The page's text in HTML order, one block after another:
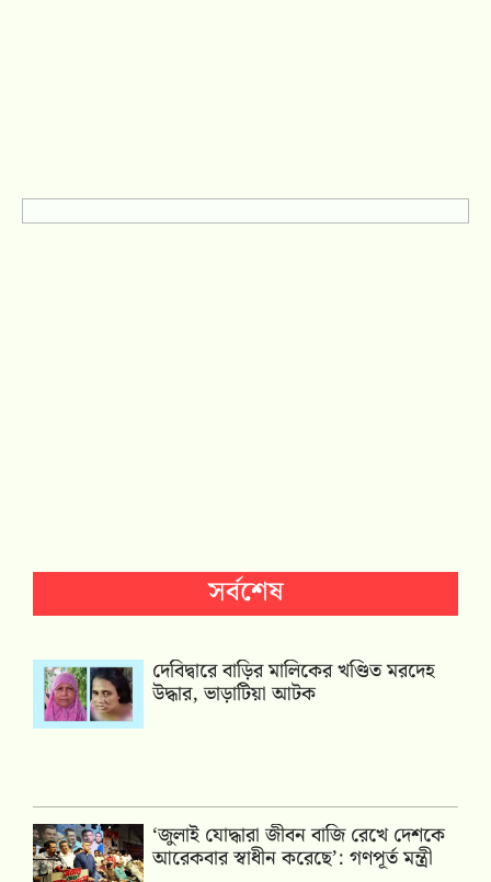
সর্বশেষ
দেবিদ্বারে বাড়ির মালিকের খণ্ডিত মরদেহ
উদ্ধার, ভাড়াটিয়া আটক
‘জুলাই যোদ্ধারা জীবন বাজি রেখে দেশকে
আরেকবার স্বাধীন করেছে’: গণপূর্ত মন্ত্রী